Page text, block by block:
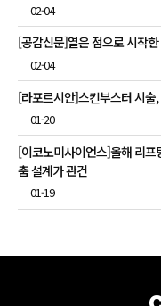
02-04
[공감신문]옅은 점으로 시작
02-04
[라포르시안]스킨부스터 시술
01-20
[이코노미사이언스]올해 리프
춤 설계가 관건
01-19